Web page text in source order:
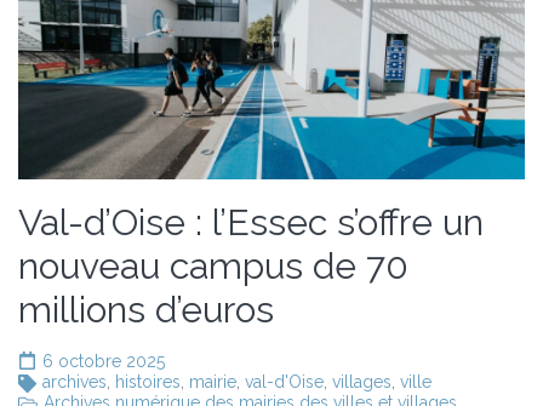
Val-d’Oise : l’Essec s’offre un
nouveau campus de 70
millions d’euros
6 octobre 2025
archives
histoires mairie val-d'Oise villages ville